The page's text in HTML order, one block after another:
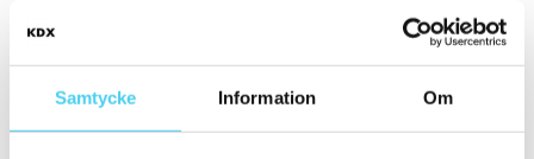
Samtycke Information Om
20x40 cm(1)
ca 20x60 cm(2)
20x60 cm(1)